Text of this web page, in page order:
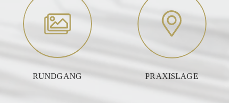
RUNDGANG PRAXISLAGE